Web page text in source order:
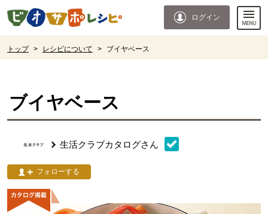
ページの先頭です。
ログイン
トップ > レシピについて > ブイヤベース
ブイヤベース
生活クラブカタログさん
フォローする